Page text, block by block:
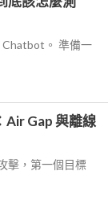
。 準備一
Air Gap 與離線
擊，第一個目標